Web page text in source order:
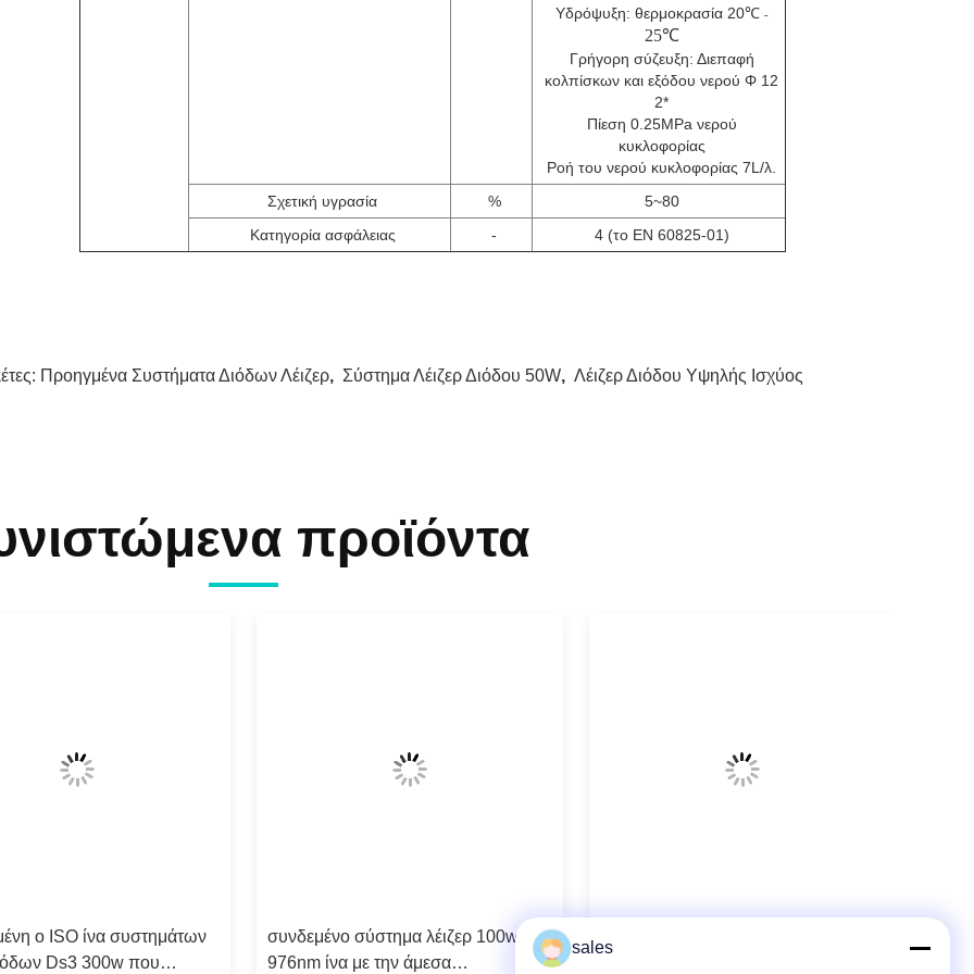
Υδρόψυξη: θερμοκρασία 20℃ -
25℃
Γρήγορη σύζευξη: Διεπαφή
κολπίσκων και εξόδου νερού Φ 12
2*
Πίεση 0.25MPa νερού
κυκλοφορίας
Ροή του νερού κυκλοφορίας 7L/λ.
Σχετική υγρασία
%
5~80
Κατηγορία ασφάλειας
- 4 (το EN 60825-01)
Προηγμένα Συστήματα Διόδων Λέιζερ, Σύστημα Λέιζερ Διόδου 50W, Λέιζερ Διόδου Υψηλής Ισχύος
προϊόντα
ο ISO ίνα συστημάτων
Ds3 300w που
συνδεμένο σύστημα λέιζερ 100w
976nm ίνα με την άμεσα
sales